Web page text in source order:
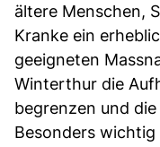
ältere Menschen,
Kranke ein
geeigneten
Winterthur die
begrenzen und
Besonders